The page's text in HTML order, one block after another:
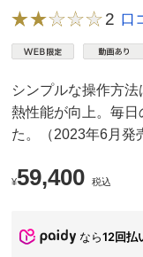
2 口
シンプルな操作方
熱性能が向上。毎
た。（2023年6月発
¥59,400 税込
なら12回払